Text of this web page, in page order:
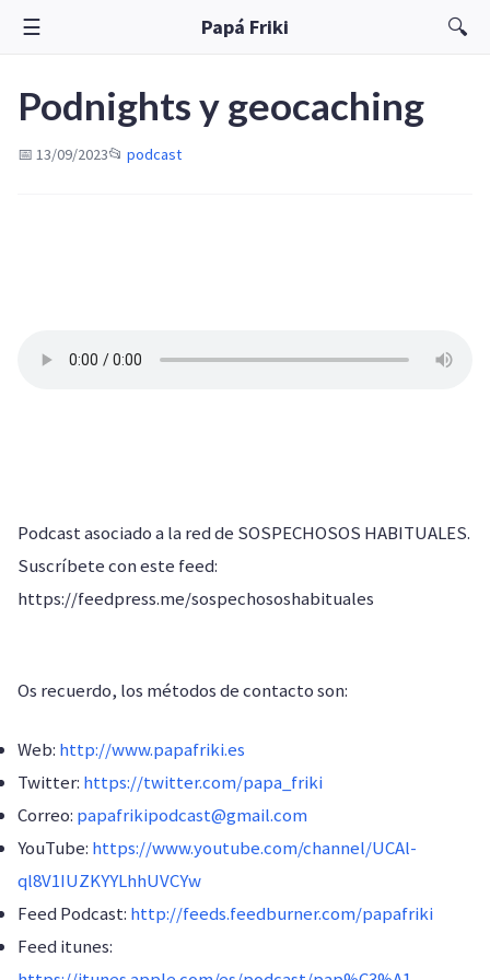
☰ Papá Friki 🔍
Podnights y geocaching
📅 13/09/2023📂 podcast
Podcast asociado a la red de SOSPECHOSOS HABITUALES.
Suscríbete con este feed:
https://feedpress.me/sospechososhabituales
Os recuerdo, los métodos de contacto son:
Web: http://www.papafriki.es
Twitter: https://twitter.com/papa_friki
Correo: papafrikipodcast@gmail.com
YouTube: https://www.youtube.com/channel/UCAl-
ql8V1IUZKYYLhhUVCYw
Feed Podcast: http://feeds.feedburner.com/papafriki
Feed itunes: